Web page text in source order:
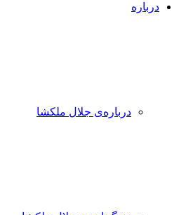
درباره
درباره‌ی جلال ملکشا